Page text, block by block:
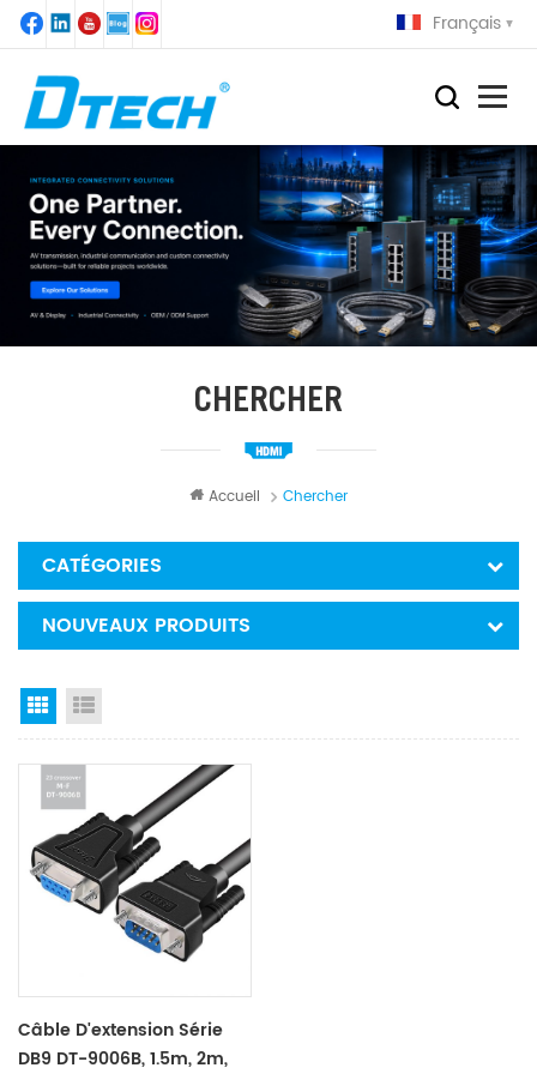
Français
CHERCHER
Accueil Chercher
CATÉGORIES
NOUVEAUX PRODUITS
Grid View
Câble D'extension Série
DB9 DT-9006B, 1.5m, 2m,